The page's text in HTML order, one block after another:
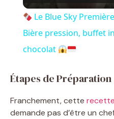
Le Blue Sky
Bière pression, buffet
chocolat
Étapes de Préparation
Franchement, cette
demande pas d’être un